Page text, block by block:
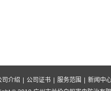
司介绍 公司证书 服务范围 新闻中